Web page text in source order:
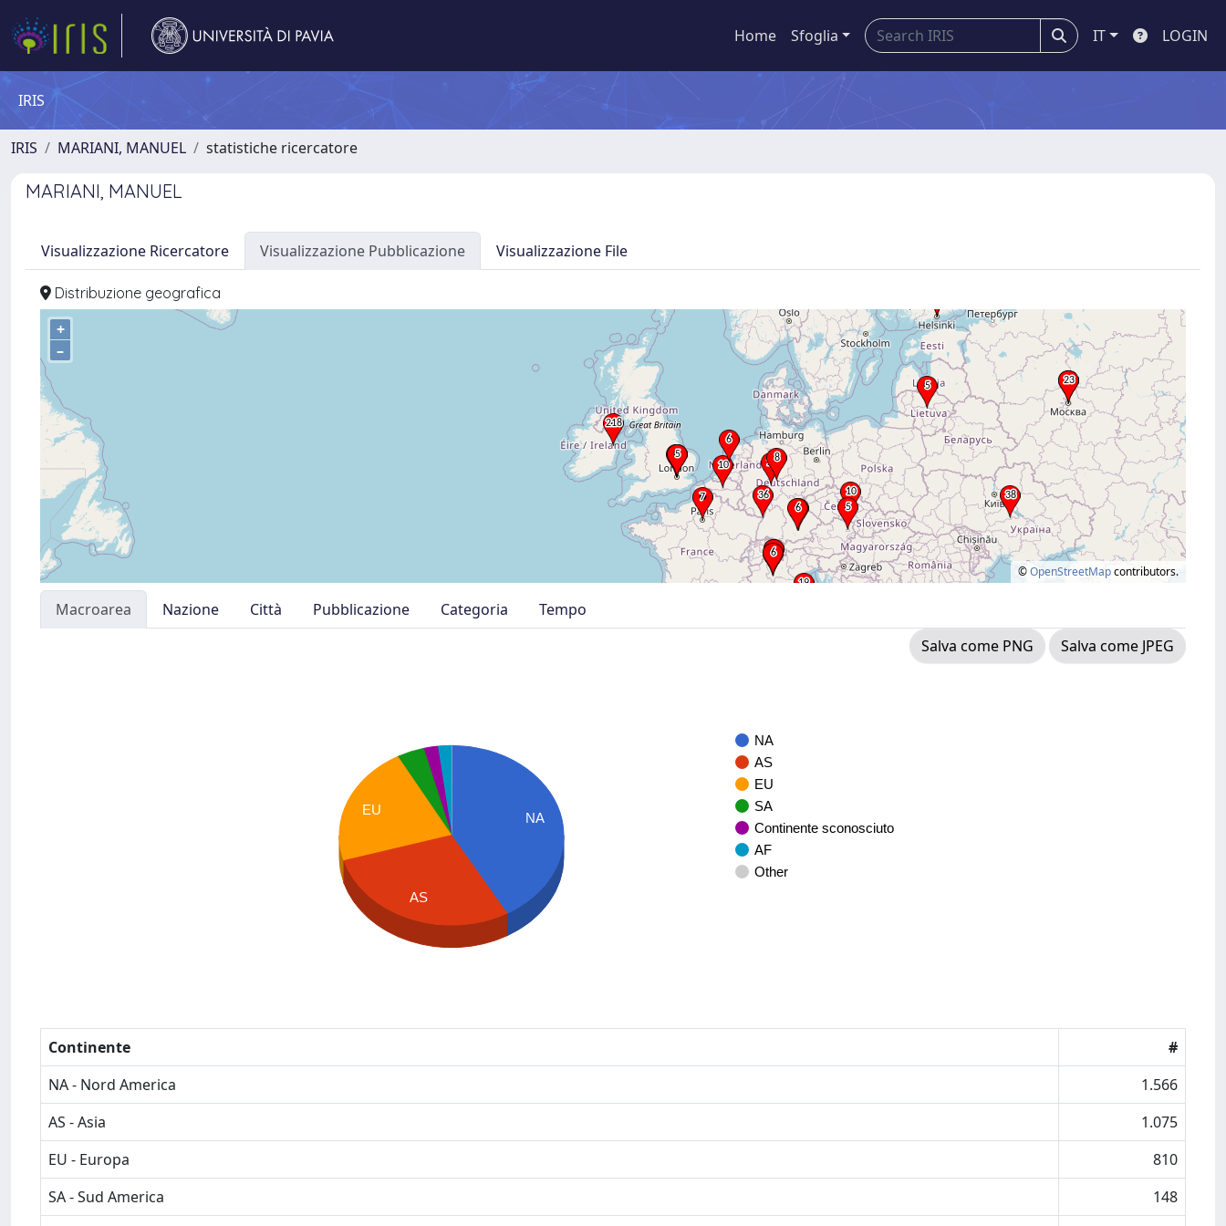
Home Sfoglia IT LOGIN
IRIS
IRIS MARIANI, MANUEL statistiche ricercatore
MARIANI, MANUEL
Visualizzazione Ricercatore Visualizzazione Pubblicazione Visualizzazione File
Distribuzione geografica
+
–
©OpenStreetMapcontributors.
Macroarea Nazione Città Pubblicazione Categoria
Tempo
Salva come PNG
Salva come JPEG
NA
AS
EU
SA
Continente sconosciuto
AF
Other
NA
EU
AS
Continente
#
NA - Nord America
1.566
AS - Asia
1.075
EU - Europa
810
SA - Sud America
148